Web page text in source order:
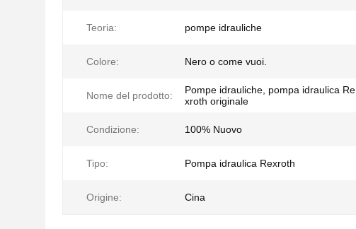
Teoria: pompe idrauliche
Colore: Nero o come vuoi.
Nome del prodotto:
Pompe idrauliche, pompa idraulica Re
xroth originale
Condizione: 100% Nuovo
Tipo: Pompa idraulica Rexroth
Origine: Cina